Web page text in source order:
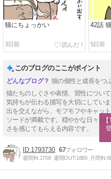
猫にちょっかい
3日前
42話
5日前
このブログのここがポイント
猫の個性と成長をつ
猫たちのしぐさや表情、習性につい
気持ちが伝わる描写を大切にしてい
出を交えながら、モフモフやキャッ
ソードが満載です。穏やかな日々を
さを感じてもらえる内容です。
1793730 67
週間IN:1708 週間OUT:1889 月間IN: